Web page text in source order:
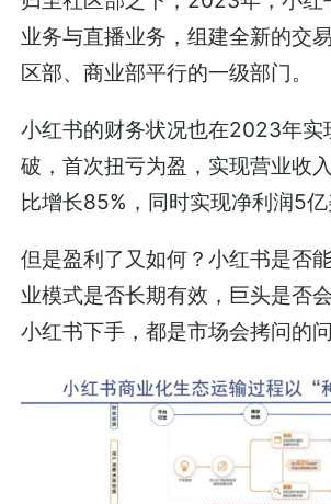
业务与直播业务，组建全新的交
区部、商业部平行的一级部门。
小红书的财务状况也在2023年实
破，首次扭亏为盈，实现营业收
比增长85%，同时实现净利润5亿
但是盈利了又如何？小红书是否
业模式是否长期有效，巨头是否
小红书下手，都是市场会拷问的问